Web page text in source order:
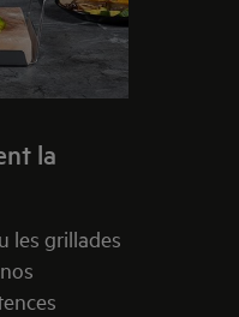
la
les grillades